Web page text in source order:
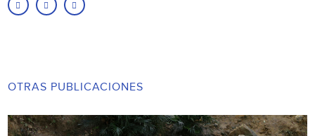
OTRAS PUBLICACIONES